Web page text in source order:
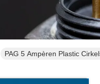
PAG 5 Ampèren Plastic